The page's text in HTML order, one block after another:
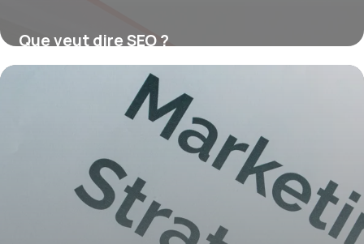
Que veut dire SEO ?
16 juillet 2026